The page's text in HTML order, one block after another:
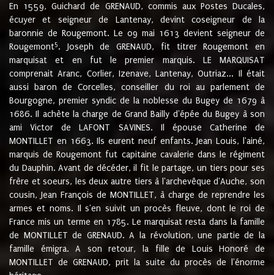
En 1559, Guichard de GRENAUD, commis aux Postes Ducales,
écuyer et seigneur de Lantenay, devint coseigneur de la
baronnie de Rougemont. Le 09 mai 1613 devient seigneur de
Rougemont5. Joseph de GRENAUD, fit titrer Rougemont en
marquisat et en fut le premier marquis. LE MARQUISAT
comprenait Aranc, Corlier, Izenave, Lantenay, Outriaz... Il était
aussi baron de Corcelles, conseiller du roi au parlement de
Bourgogne, premier syndic de la noblesse du Bugey de 1679 à
1686. Il achète la charge de Grand Bailly d'épée du Bugey à son
ami Victor de LAFONT SAVINES. Il épouse Catherine de
MONTILLET en 1663. Ils eurent neuf enfants. Jean Louis, l'ainé,
marquis de Rougemont fut capitaine cavalerie dans le régiment
du Dauphin. Avant de décéder, il fit le partage, un tiers pour ses
frère et soeurs, les deux autre tiers à l'archevêque d'Auche, son
cousin, Jean François de MONTILLET, à charge de reprendre les
armes et noms. Il s'en suivit un procès fleuve, dont le roi de
France mis un terme en 1785. Le marquisat resta dans la famille
de MONTILLET de GRENAUD. A la révolution, une partie de la
famille émigra. A son retour, la fille de Louis Honoré de
MONTILLET de GRENAUD, prit la suite du procès de l'énorme